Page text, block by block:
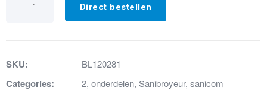
Terugslagklep
Direct bestellen
SKU: BL120281
Categories: 2, onderdelen, Sanibroyeur, sanicom